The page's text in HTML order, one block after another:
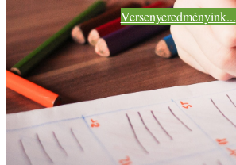
Versenyeredményink...